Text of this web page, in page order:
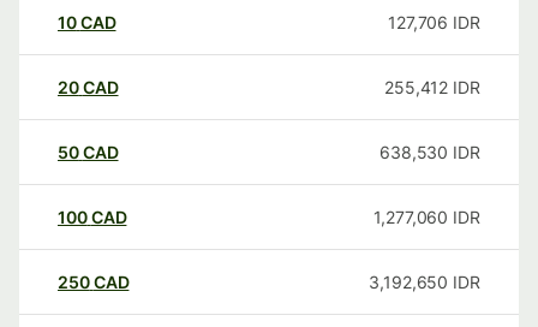
10CAD 127,706 IDR
20CAD 255,412 IDR
50CAD 638,530 IDR
100CAD 1,277,060 IDR
250CAD 3,192,650 IDR